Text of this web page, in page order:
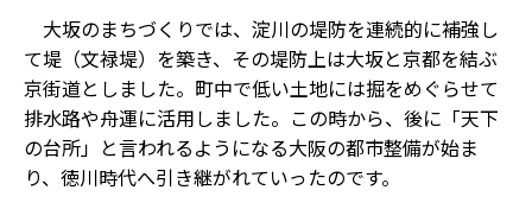
大坂のまちづくりでは、淀川の堤防を連続的に補強し
て堤（文禄堤）を築き、その堤防上は大坂と京都を結ぶ
京街道としました。町中で低い土地には掘をめぐらせて
排水路や舟運に活用しました。この時から、後に「天下
の台所」と言われるようになる大阪の都市整備が始ま
り、徳川時代へ引き継がれていったのです。